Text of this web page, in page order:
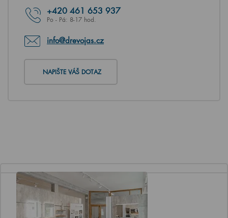
+420 461 653 937
Po - Pá: 8-17 hod.
info@drevojas.cz
NAPIŠTE VÁŠ DOTAZ